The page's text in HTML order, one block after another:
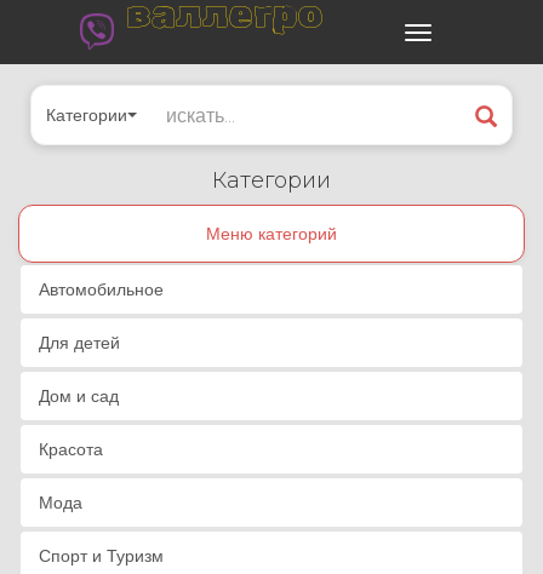
валлегро
Категории
Категории
Меню категорий
Автомобильное
Для детей
Дом и сад
Красота
Мода
Спорт и Туризм